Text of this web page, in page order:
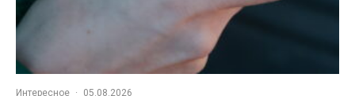
Интересное · 05.08.2026